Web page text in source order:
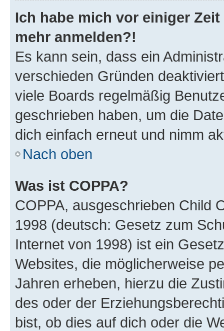
Ich habe mich vor einiger
mehr anmelden?!
Es kann sein, dass ein
verschieden Gründen
viele Boards regelmäßig
geschrieben haben, um die
dich einfach erneut und nimm
Nach oben
Was ist COPPA?
COPPA, ausgeschrieben Child
1998 (deutsch: Gesetz zum
Internet von 1998) ist ein
Websites, die möglicherweise
Jahren erheben, hierzu die
des oder der
bist, ob dies auf dich oder die